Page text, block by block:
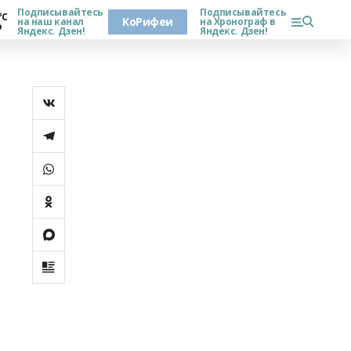
Подписывайтесь
на наш канал
Яндекс. Дзен!
КоРифеи
Подписывайтесь
на Хронограф в
Яндекс. Дзен!